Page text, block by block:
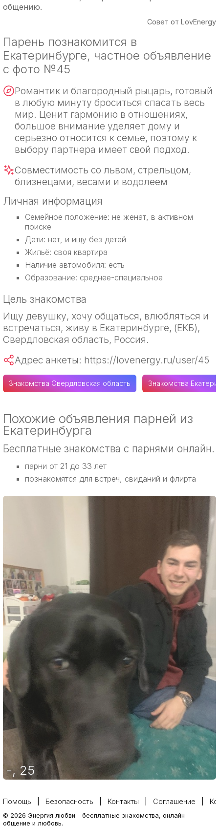
общению.
Совет от LovEnergy
Парень познакомится в
Екатеринбурге, частное объявление
с фото №45
Романтик и благородный рыцарь, готовый
в любую минуту броситься спасать весь
мир. Ценит гармонию в отношениях,
большое внимание уделяет дому и
серьезно относится к семье, поэтому к
выбору партнера имеет свой подход.
Совместимость со львом, стрельцом,
близнецами, весами и водолеем
Личная информация
Семейное положение: не женат, в активном
поиске
Дети: нет, и ищу без детей
Жильё: своя квартира
Наличие автомобиля: есть
Образование: среднее-специальное
Цель знакомства
Ищу девушку, хочу общаться, влюбляться и
встречаться, живу в Екатеринбурге, (ЕКБ),
Свердловская область, Россия.
Адрес анкеты: https://lovenergy.ru/user/45
Знакомства Свердловская область Знакомства
Похожие объявления парней из
Екатеринбурга
Бесплатные знакомства с парнями онлайн.
парни от 21 до 33 лет
познакомятся для встреч, свиданий и флирта
-, 25
Помощь Безопасность Контакты Соглашение
© 2026 Энергия любви - бесплатные знакомства, онлайн
общение и любовь.